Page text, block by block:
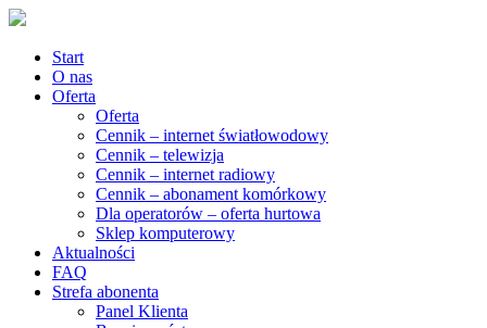
Start
O nas
Oferta
Oferta
Cennik – internet światłowodowy
Cennik – telewizja
Cennik – internet radiowy
Cennik – abonament komórkowy
Dla operatorów – oferta hurtowa
Sklep komputerowy
Aktualności
FAQ
Strefa abonenta
Panel Klienta